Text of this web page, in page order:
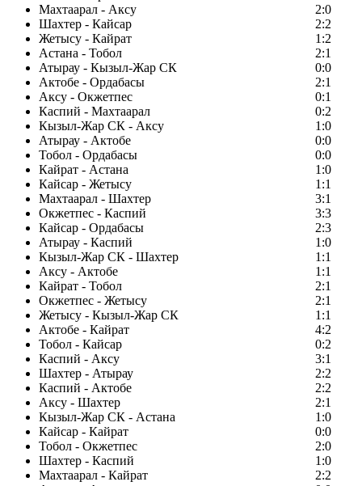
Махтаарал - Аксу
2:0
Шахтер - Кайсар
2:2
Жетысу - Кайрат
1:2
Астана - Тобол
2:1
Атырау - Кызыл-Жар СК
0:0
Актобе - Ордабасы
2:1
Аксу - Окжетпес
0:1
Каспий - Махтаарал
0:2
Кызыл-Жар СК - Аксу
1:0
Атырау - Актобе
0:0
Тобол - Ордабасы
0:0
Кайрат - Астана
1:0
Кайсар - Жетысу
1:1
Махтаарал - Шахтер
3:1
Окжетпес - Каспий
3:3
Кайсар - Ордабасы
2:3
Атырау - Каспий
1:0
Кызыл-Жар СК - Шахтер
1:1
Аксу - Актобе
1:1
Кайрат - Тобол
2:1
Окжетпес - Жетысу
2:1
Жетысу - Кызыл-Жар СК
1:1
Актобе - Кайрат
4:2
Тобол - Кайсар
0:2
Каспий - Аксу
3:1
Шахтер - Атырау
2:2
Каспий - Актобе
2:2
Аксу - Шахтер
2:1
Кызыл-Жар СК - Астана
1:0
Кайсар - Кайрат
0:0
Тобол - Окжетпес
2:0
Шахтер - Каспий
1:0
Махтаарал - Кайрат
2:2